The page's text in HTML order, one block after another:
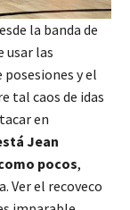
la banda de
usar las
y el
tal caos de idas
en
Jean
pocos,
Ver el recoveco